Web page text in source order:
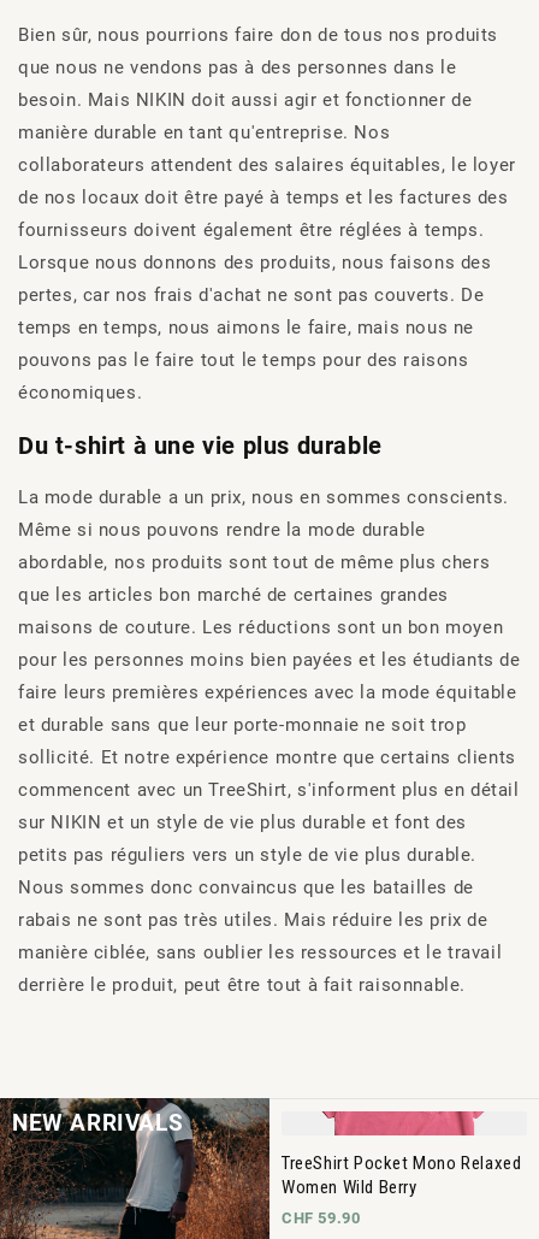
Bien sûr, nous pourrions faire don de tous nos produits
que nous ne vendons pas à des personnes dans le
besoin. Mais NIKIN doit aussi agir et fonctionner de
manière durable en tant qu'entreprise. Nos
collaborateurs attendent des salaires équitables, le loyer
de nos locaux doit être payé à temps et les factures des
fournisseurs doivent également être réglées à temps.
Lorsque nous donnons des produits, nous faisons des
pertes, car nos frais d'achat ne sont pas couverts. De
temps en temps, nous aimons le faire, mais nous ne
pouvons pas le faire tout le temps pour des raisons
économiques.
Du t-shirt à une vie plus durable
La mode durable a un prix, nous en sommes conscients.
Même si nous pouvons rendre la mode durable
abordable, nos produits sont tout de même plus chers
que les articles bon marché de certaines grandes
maisons de couture. Les réductions sont un bon moyen
pour les personnes moins bien payées et les étudiants de
faire leurs premières expériences avec la mode équitable
et durable sans que leur porte-monnaie ne soit trop
sollicité. Et notre expérience montre que certains clients
commencent avec un TreeShirt, s'informent plus en détail
sur NIKIN et un style de vie plus durable et font des
petits pas réguliers vers un style de vie plus durable.
Nous sommes donc convaincus que les batailles de
rabais ne sont pas très utiles. Mais réduire les prix de
manière ciblée, sans oublier les ressources et le travail
derrière le produit, peut être tout à fait raisonnable.
NEW ARRIVALS
TreeShirt Pocket Mono Relaxed
Women Wild Berry
CHF 59.90